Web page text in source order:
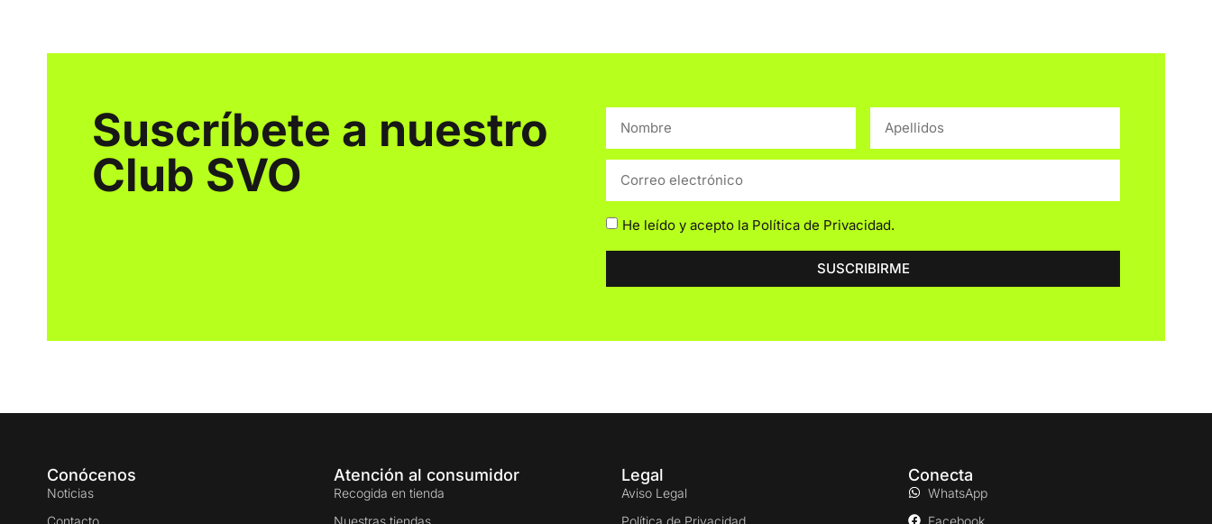
Suscríbete a nuestro
Club SVO
He leído y acepto la Política de Privacidad.
SUSCRIBIRME
Conócenos
Noticias
Contacto
Atención al consumidor
Recogida en tienda
Nuestras tiendas
Legal
Aviso Legal
Política de Privacidad
Conecta
WhatsApp
Facebook